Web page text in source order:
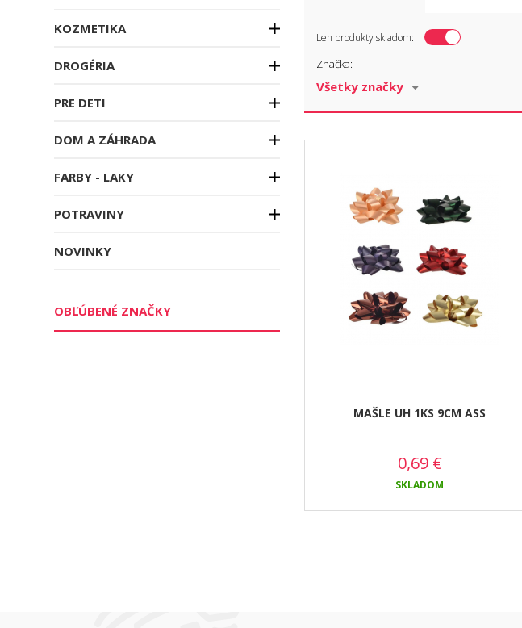
KOZMETIKA
DROGÉRIA
PRE DETI
DOM A ZÁHRADA
FARBY - LAKY
POTRAVINY
NOVINKY
OBĽÚBENÉ ZNAČKY
Len produkty skladom:
Značka:
MAŠLE UH 1KS 9CM ASS
0,69 €
SKLADOM